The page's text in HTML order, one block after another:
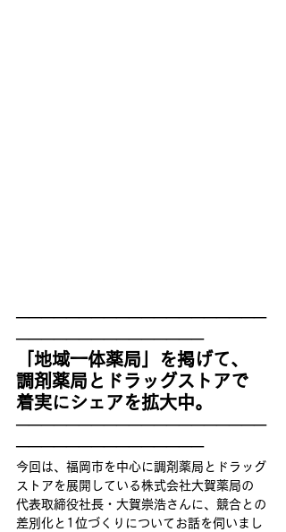
────────────────────
───────────────
「地域一体薬局」を掲げて、
調剤薬局とドラッグストアで
着実にシェアを拡大中。
────────────────────
───────────────
今回は、福岡市を中心に調剤薬局とドラッグ
ストアを展開している株式会社大賀薬局の
代表取締役社長・大賀崇浩さんに、競合との
差別化と1位づくりについてお話を伺いまし